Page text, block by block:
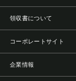
領収書について
コーポレートサイト
企業情報